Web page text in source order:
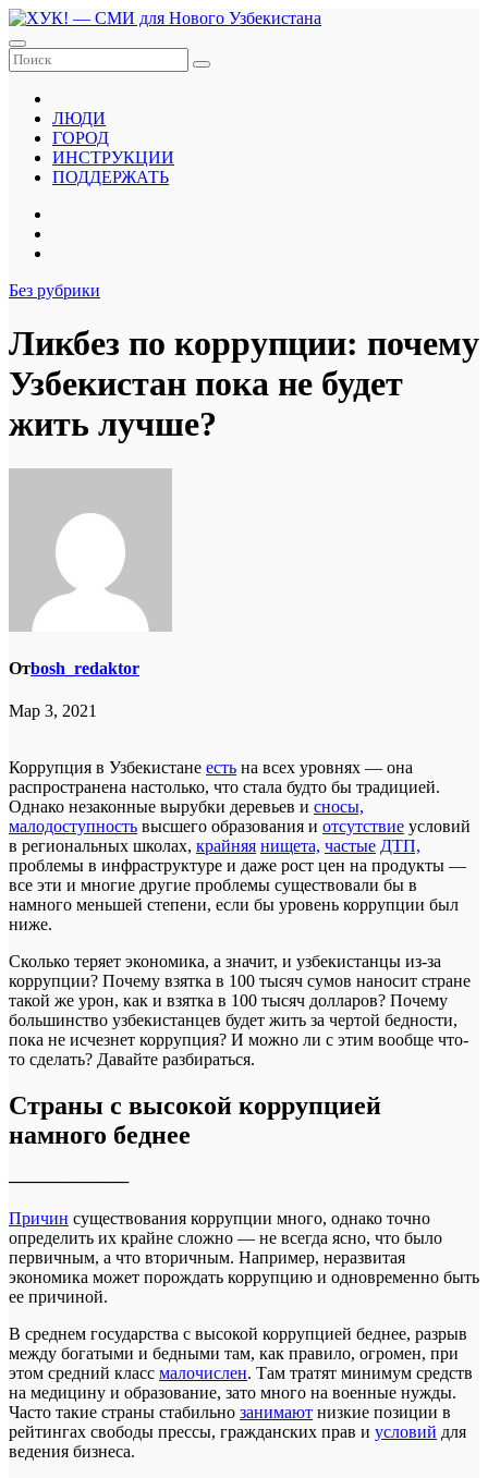
Перейти
к
содержанию
ЛЮДИ
ГОРОД
ИНСТРУКЦИИ
ПОДДЕРЖАТЬ
Без рубрики
Ликбез по коррупции: почему
Узбекистан пока не будет
жить лучше?
Отbosh_redaktor
Мар 3, 2021
Коррупция в Узбекистане есть на всех уровнях — она
распространена настолько, что стала будто бы традицией.
Однако незаконные вырубки деревьев и сносы,
малодоступность высшего образования и отсутствие условий
в региональных школах, крайняя нищета, частые ДТП,
проблемы в инфраструктуре и даже рост цен на продукты —
все эти и многие другие проблемы существовали бы в
намного меньшей степени, если бы уровень коррупции был
ниже.
Сколько теряет экономика, а значит, и узбекистанцы из-за
коррупции? Почему взятка в 100 тысяч сумов наносит стране
такой же урон, как и взятка в 100 тысяч долларов? Почему
большинство узбекистанцев будет жить за чертой бедности,
пока не исчезнет коррупция? И можно ли с этим вообще что-
то сделать? Давайте разбираться.
Страны с высокой коррупцией
намного беднее
──────────
Причин существования коррупции много, однако точно
определить их крайне сложно — не всегда ясно, что было
первичным, а что вторичным. Например, неразвитая
экономика может порождать коррупцию и одновременно быть
ее причиной.
В среднем государства с высокой коррупцией беднее, разрыв
между богатыми и бедными там, как правило, огромен, при
этом средний класс малочислен. Там тратят минимум средств
на медицину и образование, зато много на военные нужды.
Часто такие страны стабильно занимают низкие позиции в
рейтингах свободы прессы, гражданских прав и условий для
ведения бизнеса.